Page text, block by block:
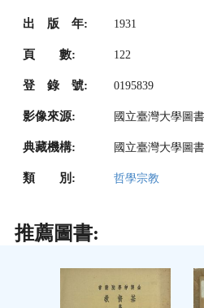
出 版 年: 1931
頁 數: 122
登 錄 號: 0195839
影像來源: 國立臺灣大學圖
典藏機構: 國立臺灣大學圖
類 別: 哲學宗教
推薦圖書: